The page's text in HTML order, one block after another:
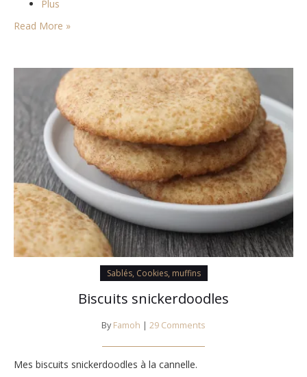
Plus
Read More »
Sablés, Cookies, muffins
Biscuits snickerdoodles
By Famoh | 29 Comments
Mes biscuits snickerdoodles à la cannelle.